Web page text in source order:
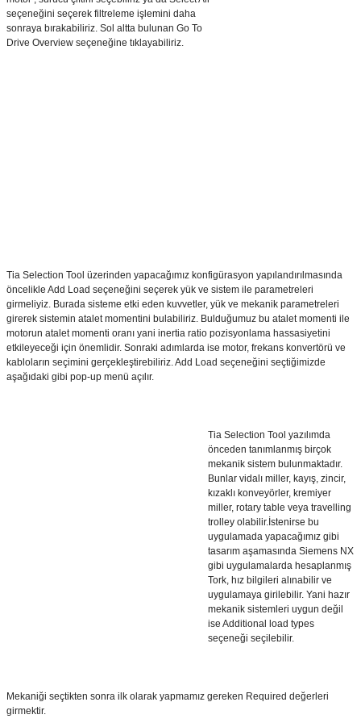
seçeneğini seçerek filtreleme işlemini daha
sonraya bırakabiliriz. Sol altta bulunan Go To
Drive Overview seçeneğine tıklayabiliriz.
Tia Selection Tool üzerinden yapacağımız konfigürasyon yapılandırılmasında
öncelikle Add Load seçeneğini seçerek yük ve sistem ile parametreleri
girmeliyiz. Burada sisteme etki eden kuvvetler, yük ve mekanik parametreleri
girerek sistemin atalet momentini bulabiliriz. Bulduğumuz bu atalet momenti ile
motorun atalet momenti oranı yani inertia ratio pozisyonlama hassasiyetini
etkileyeceği için önemlidir. Sonraki adımlarda ise motor, frekans konvertörü ve
kabloların seçimini gerçekleştirebiliriz. Add Load seçeneğini seçtiğimizde
aşağıdaki gibi pop-up menü açılır.
Tia Selection Tool yazılımda
önceden tanımlanmış birçok
mekanik sistem bulunmaktadır.
Bunlar vidalı miller, kayış, zincir,
kızaklı konveyörler, kremiyer
miller, rotary table veya travelling
trolley olabilir.İstenirse bu
uygulamada yapacağımız gibi
tasarım aşamasında Siemens NX
gibi uygulamalarda hesaplanmış
Tork, hız bilgileri alınabilir ve
uygulamaya girilebilir. Yani hazır
mekanik sistemleri uygun değil
ise Additional load types
seçeneği seçilebilir.
Mekaniği seçtikten sonra ilk olarak yapmamız gereken Required değerleri
girmektir.